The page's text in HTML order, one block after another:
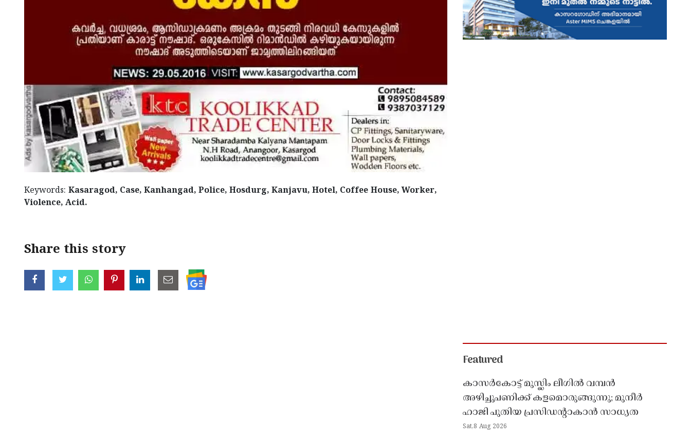
Keywords: Kasaragod, Case, Kanhangad, Police, Hosdurg, Kanjavu, Hotel, Coffee House, Worker,
Violence, Acid.
Share this story
Featured
കാസർകോട്ട് മുസ്ലിം ലീഗിൽ വമ്പൻ
അഴിച്ചുപണിക്ക് കളമൊരുങ്ങുന്നു; മുനീർ
ഹാജി പുതിയ പ്രസിഡൻ്റാകാൻ സാധ്യത
Sat,8 Aug 2026